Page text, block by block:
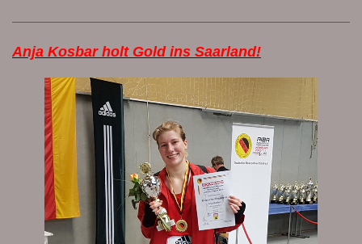
Anja Kosbar holt Gold ins Saarland!